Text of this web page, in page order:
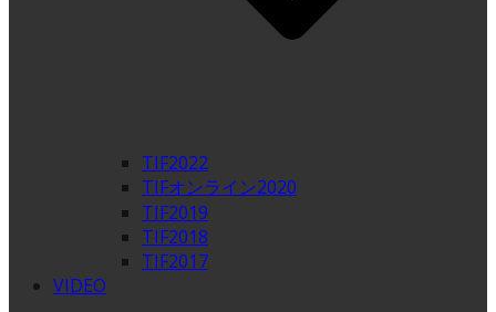
TIF2022
TIFオンライン2020
TIF2019
TIF2018
TIF2017
VIDEO